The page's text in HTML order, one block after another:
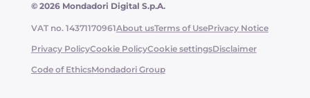
© 2026 Mondadori Digital S.p.A.
VAT no. 14371170961About usTerms of UsePrivacy Notice
Privacy PolicyCookie PolicyCookie settingsDisclaimer
Code of EthicsMondadori Group